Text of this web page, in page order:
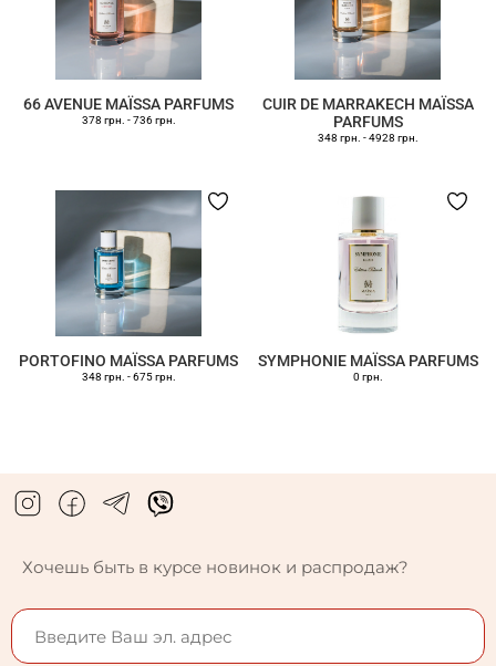
66 AVENUE MAÏSSA PARFUMS
378 грн. -736 грн.
CUIR DE MARRAKECH MAÏSSA
PARFUMS
348 грн. -4928 грн.
PORTOFINO MAÏSSA PARFUMS
348 грн. -675 грн.
SYMPHONIE MAÏSSA PARFUMS
0 грн.
Хочешь быть в курсе новинок и распродаж?